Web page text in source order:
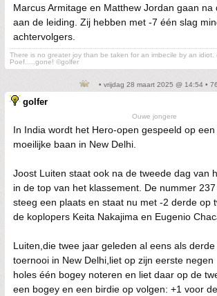
Marcus Armitage en Matthew Jordan gaan na
aan de leiding. Zij hebben met -7 één slag
achtervolgers.
There is no greater joy than be taken for an imbecile by an idiot.
Poef.....gone! ©golfer
• vrijdag 28 maart 2025 @ 14:54 • 76
golfer
Ouwe jongere
In India wordt het Hero-open gespeeld op
moeilijke baan in New Delhi.
Joost Luiten staat ook na de tweede dag van
in de top van het klassement. De nummer
steeg een plaats en staat nu met -2 derde op
de koplopers Keita Nakajima en Eugenio
Luiten,die twee jaar geleden al eens als
toernooi in New Delhi,liet op zijn eerste negen
holes één bogey noteren en liet daar op de
een bogey en een birdie op volgen: +1 voor de